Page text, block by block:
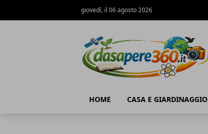
giovedì, il 06 agosto 2026
HOME CASA E GIARDINAGGIO